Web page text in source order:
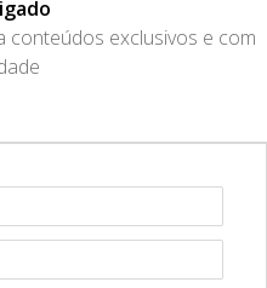
conteúdos exclusivos e com